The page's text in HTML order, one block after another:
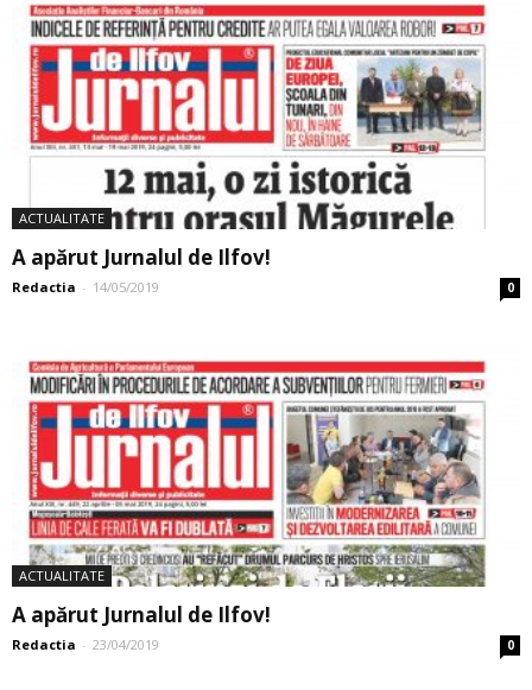
ACTUALITATE
A apărut Jurnalul de Ilfov!
Redactia - 14/05/2019 0
ACTUALITATE
A apărut Jurnalul de Ilfov!
Redactia - 23/04/2019 0